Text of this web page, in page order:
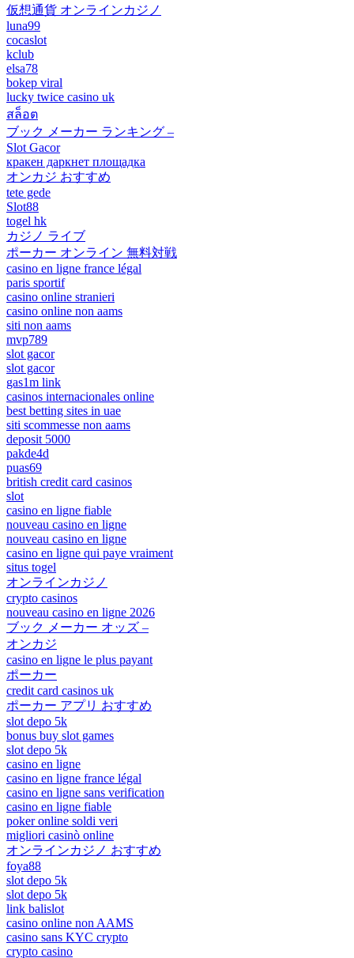
仮想通貨 オンラインカジノ
luna99
cocaslot
kclub
elsa78
bokep viral
lucky twice casino uk
สล็อต
ブック メーカー ランキング –
Slot Gacor
кракен даркнет площадка
オンカジ おすすめ
tete gede
Slot88
togel hk
カジノ ライブ
ポーカー オンライン 無料対戦
casino en ligne france légal
paris sportif
casino online stranieri
casino online non aams
siti non aams
mvp789
slot gacor
slot gacor
gas1m link
casinos internacionales online
best betting sites in uae
siti scommesse non aams
deposit 5000
pakde4d
puas69
british credit card casinos
slot
casino en ligne fiable
nouveau casino en ligne
nouveau casino en ligne
casino en ligne qui paye vraiment
situs togel
オンラインカジノ
crypto casinos
nouveau casino en ligne 2026
ブック メーカー オッズ –
オンカジ
casino en ligne le plus payant
ポーカー
credit card casinos uk
ポーカー アプリ おすすめ
slot depo 5k
bonus buy slot games
slot depo 5k
casino en ligne
casino en ligne france légal
casino en ligne sans verification
casino en ligne fiable
poker online soldi veri
migliori casinò online
オンラインカジノ おすすめ
foya88
slot depo 5k
slot depo 5k
link balislot
casino online non AAMS
casino sans KYC crypto
crypto casino